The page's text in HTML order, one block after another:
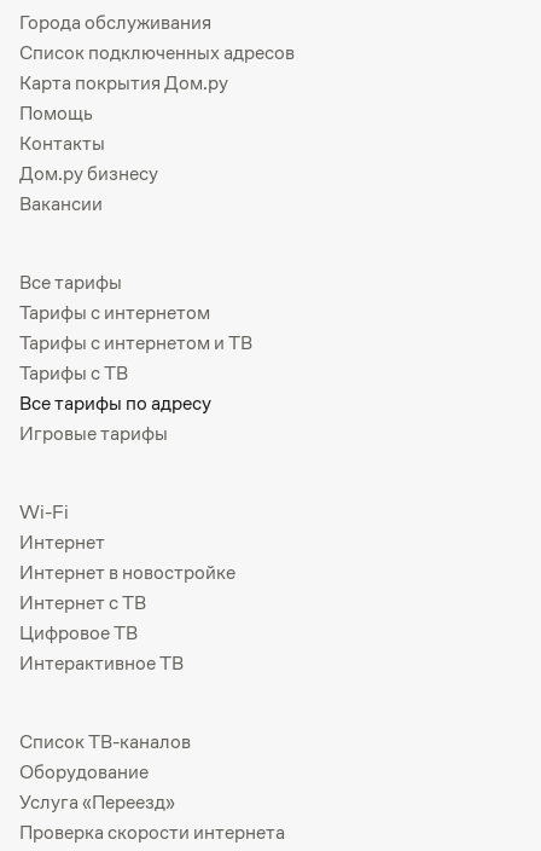
Города обслуживания
Список подключенных адресов
Карта покрытия Дом.ру
Помощь
Контакты
Дом.ру бизнесу
Вакансии
Все тарифы
Тарифы с интернетом
Тарифы с интернетом и ТВ
Тарифы с ТВ
Все тарифы по адресу
Игровые тарифы
Wi-Fi
Интернет
Интернет в новостройке
Интернет с ТВ
Цифровое ТВ
Интерактивное ТВ
Список ТВ-каналов
Оборудование
Услуга «Переезд»
Проверка скорости интернета